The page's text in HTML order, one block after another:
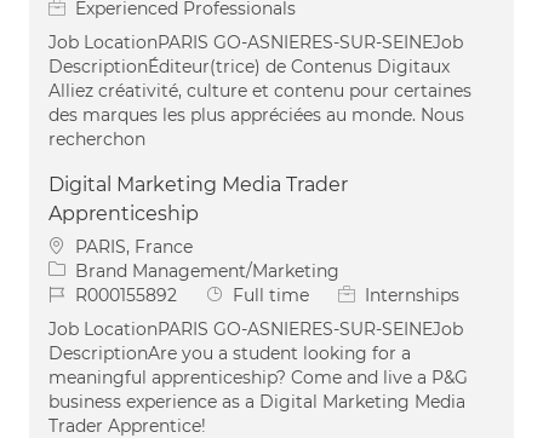
Experienced Professionals
Job LocationPARIS GO-ASNIERES-SUR-SEINEJob
DescriptionÉditeur(trice) de Contenus Digitaux
Alliez créativité, culture et contenu pour certaines
des marques les plus appréciées au monde. Nous
recherchon
Digital Marketing Media Trader
Apprenticeship
Location
PARIS, France
Category
Brand Management/Marketing
Job IdR000155892 Job Type
Full time
Internships
Job LocationPARIS GO-ASNIERES-SUR-SEINEJob
DescriptionAre you a student looking for a
meaningful apprenticeship? Come and live a P&G
business experience as a Digital Marketing Media
Trader Apprentice!